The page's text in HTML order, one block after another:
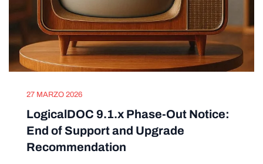
27 MARZO 2026
LogicalDOC 9.1.x Phase-Out Notice:
End of Support and Upgrade
Recommendation